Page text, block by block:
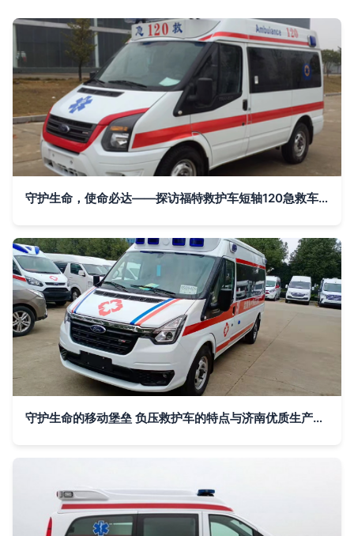
守护生命，使命必达——探访福特救护车短轴120急救车专业生产厂家
守护生命的移动堡垒 负压救护车的特点与济南优质生产厂家